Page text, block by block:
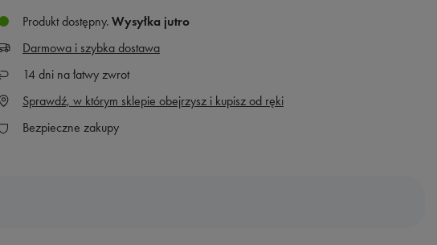
Produkt dostępny Wysyłka jutro
Darmowa i szybka dostawa
14 dni na łatwy zwrot
Sprawdź, w którym sklepie obejrzysz i kupisz od ręki
Bezpieczne zakupy